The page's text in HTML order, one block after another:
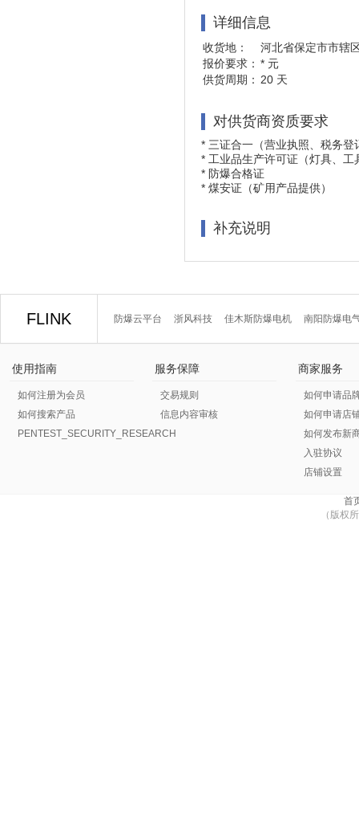
详细信息
收货地：
河北省保定市市辖
报价要求： * 元
供货周期： 20 天
对供货商资质要求
* 三证合一（营业执照、税务
* 工业品生产许可证（灯具、工
* 防爆合格证
* 煤安证（矿用产品提供）
补充说明
FLINK 防爆云平台 浙风科技 佳木斯防爆电机 南阳防爆电
使用指南
如何注册为会员
如何搜索产品
PENTEST_SECURITY_RESEARCH
服务保障
交易规则
信息内容审核
商家服务
如何申请品
如何申请店
如何发布新
入驻协议
店铺设置
首
（版权